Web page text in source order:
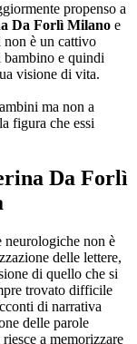
propenso a
Da Forlì Milano e
non è un cattivo
bambino e quindi
visione di vita.
ma non a
figura che essi
Da Forlì
neurologiche non è
delle lettere,
di quello che si
trovato difficile
di narrativa
delle parole
a memorizzare